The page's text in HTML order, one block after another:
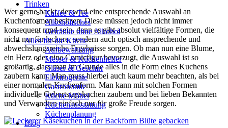
Trinken
Kaffee & Tee
Alkoholisches
Getränke ohne Alkohol
Alles für die Küche
Aufbewahrung
Messer & Küchenhelfer
Gläser & Geschirr
Elektrogeräte
Gastronomie
Küche Möbel
Küchenausstattung
Küchenplanung
Blog
Wer gerne backt, der wird eine entsprechende Auswahl an
Kuchenformen besitzen. Diese müssen jedoch nicht immer
konsequent rund sein, denn es gibt absolut vielfältige Formen, die
nicht nur für leckere, sondern auch optisch ansprechende und
abwechslungsreiche Ergebnisse sorgen. Ob man nun eine Blume,
ein Herz oder eine Comicfigur bevorzugt, die Auswahl ist so
großartig, dass man im Grunde alles in die Form eines Kuchens
zaubern kann. Man muss hierbei auch kaum mehr beachten, als bei
einer normalen Kuchenform. Man kann mit solchen Formen
individuelle Geburtstagskuchen zaubern und bei lieben Bekannten
und Verwandten einfach nur für große Freude sorgen.